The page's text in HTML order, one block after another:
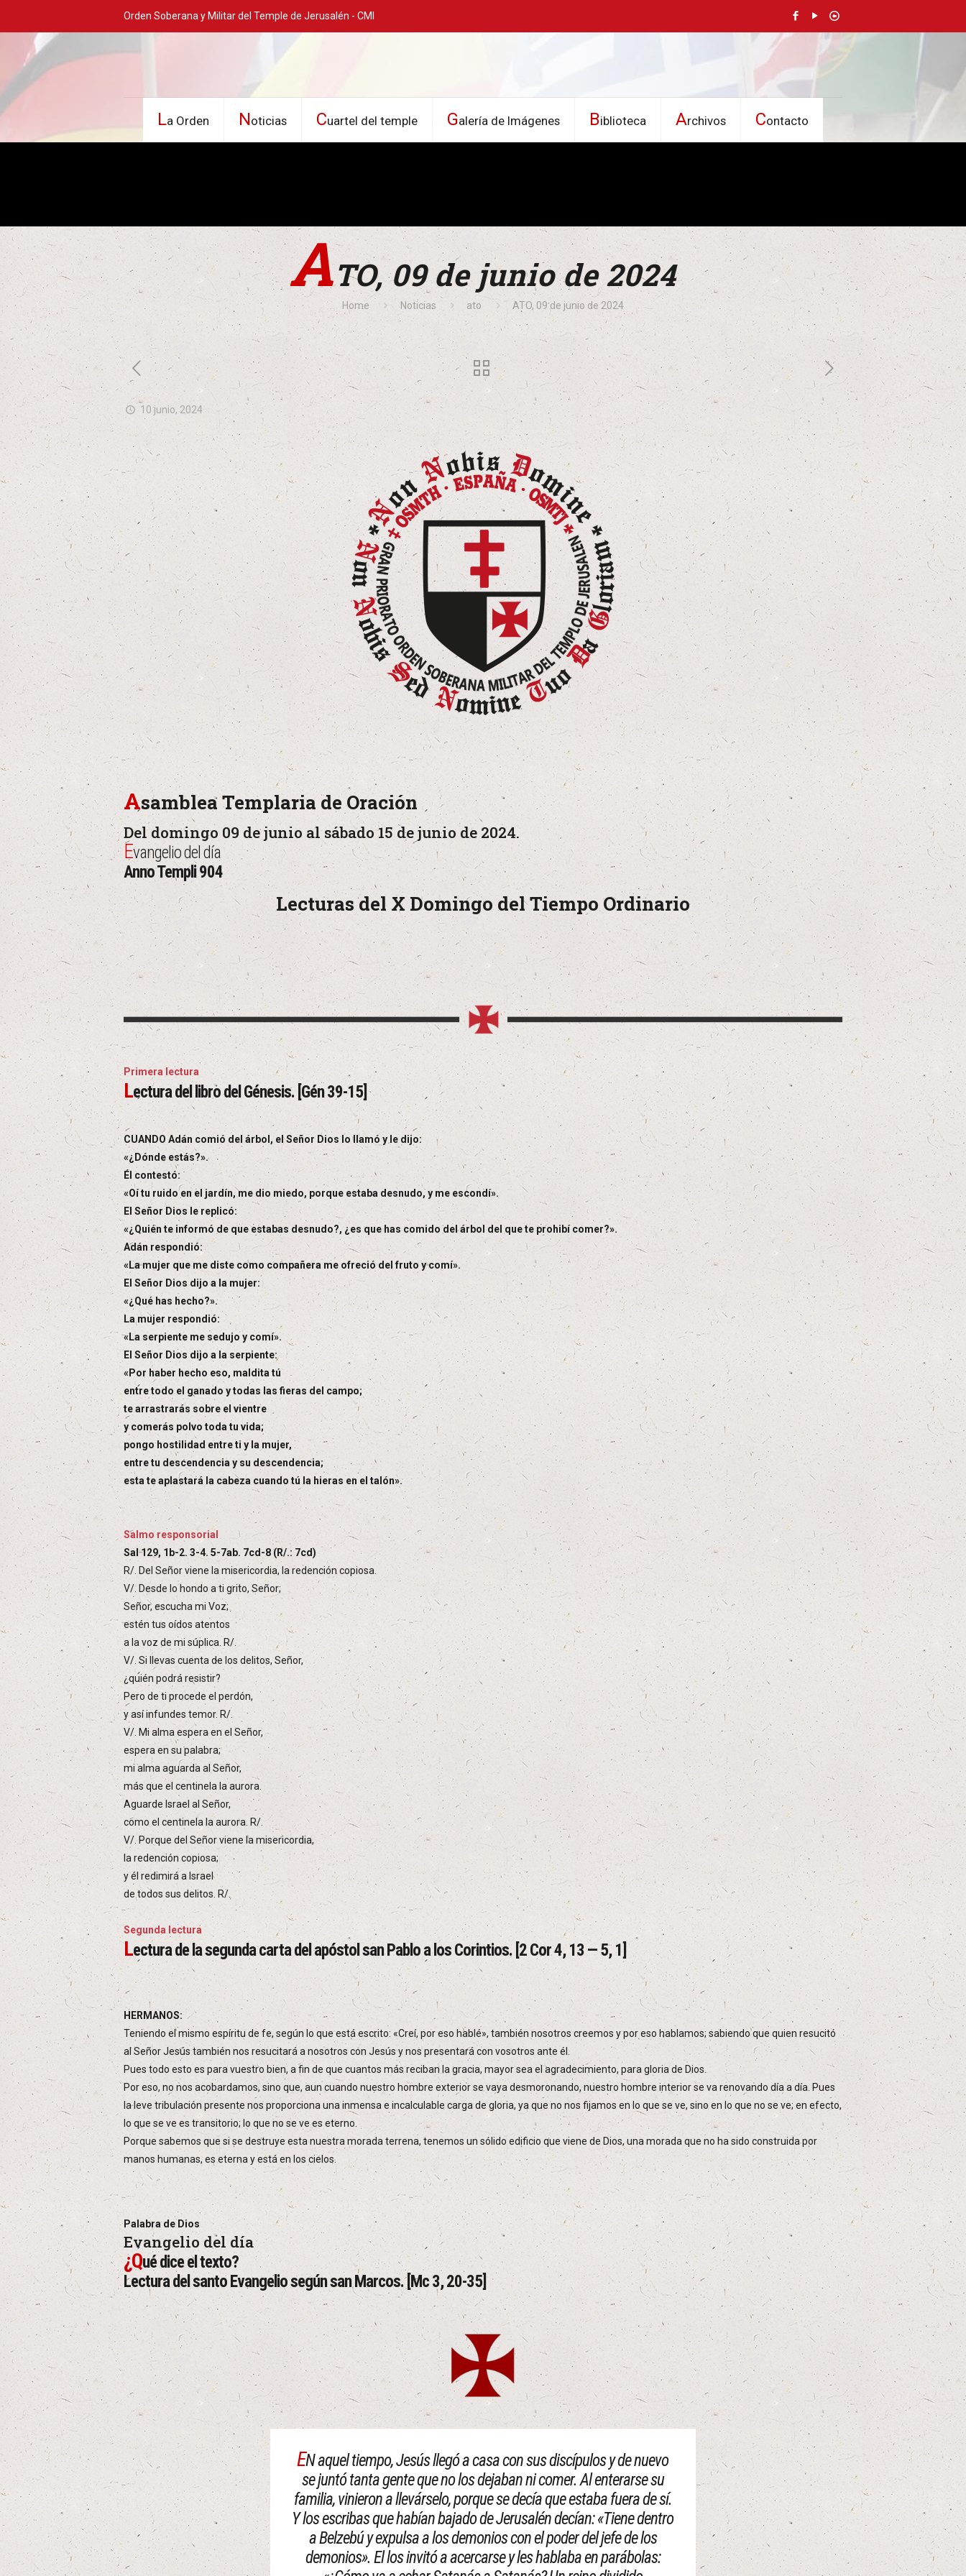
Orden Soberana y Militar del Temple de Jerusalén - CMI
La Orden Noticias Cuartel del temple Galería de Imágenes Biblioteca Archivos Contacto
ATO, 09 de junio de 2024
Home Noticias ato ATO, 09 de junio de 2024
10 junio, 2024
Asamblea Templaria de Oración
Del domingo 09 de junio al sábado 15 de junio de 2024.
Evangelio del día
Anno Templi 904
Lecturas del X Domingo del Tiempo Ordinario
Primera lectura
Lectura del libro del Génesis. [Gén 39-15]
CUANDO Adán comió del árbol, el Señor Dios lo llamó y le dijo:
«¿Dónde estás?».
Él contestó:
«Oí tu ruido en el jardín, me dio miedo, porque estaba desnudo, y me escondí».
El Señor Dios le replicó:
«¿Quién te informó de que estabas desnudo?, ¿es que has comido del árbol del que te prohibí comer?».
Adán respondió:
«La mujer que me diste como compañera me ofreció del fruto y comí».
El Señor Dios dijo a la mujer:
«¿Qué has hecho?».
La mujer respondió:
«La serpiente me sedujo y comí».
El Señor Dios dijo a la serpiente:
«Por haber hecho eso, maldita tú
entre todo el ganado y todas las fieras del campo;
te arrastrarás sobre el vientre
y comerás polvo toda tu vida;
pongo hostilidad entre ti y la mujer,
entre tu descendencia y su descendencia;
esta te aplastará la cabeza cuando tú la hieras en el talón».
Salmo responsorial
Sal 129, 1b-2. 3-4. 5-7ab. 7cd-8 (R/.: 7cd)
R/. Del Señor viene la misericordia, la redención copiosa.
V/. Desde lo hondo a ti grito, Señor;
Señor, escucha mi Voz;
estén tus oídos atentos
a la voz de mi súplica. R/.
V/. Si llevas cuenta de los delitos, Señor,
¿quién podrá resistir?
Pero de ti procede el perdón,
y así infundes temor. R/.
V/. Mi alma espera en el Señor,
espera en su palabra;
mi alma aguarda al Señor,
más que el centinela la aurora.
Aguarde Israel al Señor,
como el centinela la aurora. R/.
V/. Porque del Señor viene la misericordia,
la redención copiosa;
y él redimirá a Israel
de todos sus delitos. R/.
Segunda lectura
Lectura de la segunda carta del apóstol san Pablo a los Corintios. [2 Cor 4, 13 — 5, 1]
HERMANOS:
Teniendo el mismo espíritu de fe, según lo que está escrito: «Creí, por eso hablé», también nosotros creemos y por eso hablamos; sabiendo que quien resucitó
al Señor Jesús también nos resucitará a nosotros con Jesús y nos presentará con vosotros ante él.
Pues todo esto es para vuestro bien, a fin de que cuantos más reciban la gracia, mayor sea el agradecimiento, para gloria de Dios.
Por eso, no nos acobardamos, sino que, aun cuando nuestro hombre exterior se vaya desmoronando, nuestro hombre interior se va renovando día a día. Pues
la leve tribulación presente nos proporciona una inmensa e incalculable carga de gloria, ya que no nos fijamos en lo que se ve, sino en lo que no se ve; en efecto,
lo que se ve es transitorio; lo que no se ve es eterno.
Porque sabemos que si se destruye esta nuestra morada terrena, tenemos un sólido edificio que viene de Dios, una morada que no ha sido construida por
manos humanas, es eterna y está en los cielos.
Palabra de Dios
Evangelio del día
¿Qué dice el texto?
Lectura del santo Evangelio según san Marcos. [Mc 3, 20-35]
EN aquel tiempo, Jesús llegó a casa con sus discípulos y de nuevo
se juntó tanta gente que no los dejaban ni comer. Al enterarse su
familia, vinieron a llevárselo, porque se decía que estaba fuera de sí.
Y los escribas que habían bajado de Jerusalén decían: «Tiene dentro
a Belzebú y expulsa a los demonios con el poder del jefe de los
demonios». El los invitó a acercarse y les hablaba en parábolas: